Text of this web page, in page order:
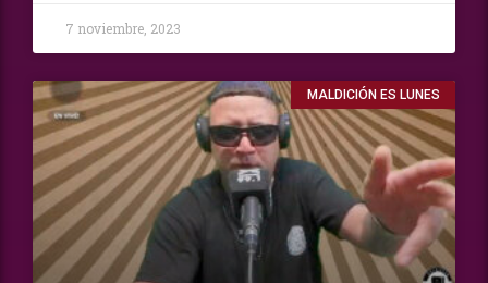
7 noviembre, 2023
MALDICIÓN ES LUNES